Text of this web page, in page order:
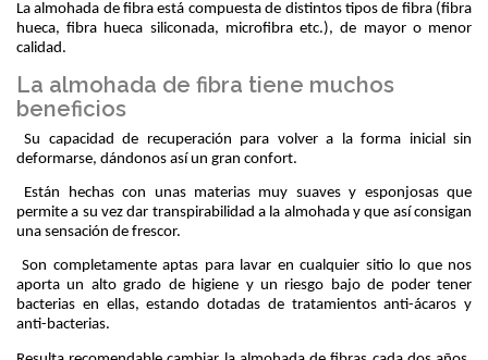
La almohada de fibra está compuesta de distintos tipos de fibra (fibra
hueca, fibra hueca siliconada, microfibra etc.), de mayor o menor
calidad.
La almohada de fibra tiene muchos
beneficios
Su capacidad de recuperación para volver a la forma inicial sin
deformarse, dándonos así un gran confort.
Están hechas con unas materias muy suaves y esponjosas que
permite a su vez dar transpirabilidad a la almohada y que así consigan
una sensación de frescor.
Son completamente aptas para lavar en cualquier sitio lo que nos
aporta un alto grado de higiene y un riesgo bajo de poder tener
bacterias en ellas, estando dotadas de tratamientos anti-ácaros y
anti-bacterias.